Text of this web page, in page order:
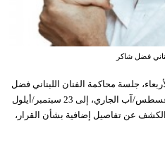
فضل شاكر
جلسة محاكمة الفنان اللبناني فضل
شاكر، التي كانت مقرر عقدها في 5 أغسطس/آب الجاري، إلى 23 سبتمبر/أيلول
الكشف عن تفاصيل إضافية بشأن القرار،